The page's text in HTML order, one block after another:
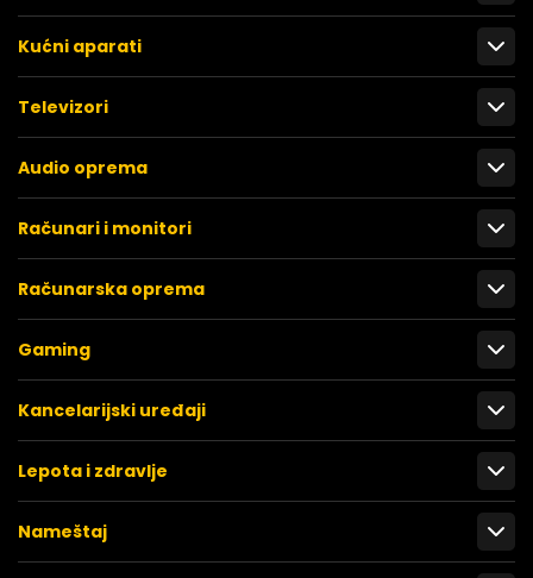
Kućni aparati
Televizori
Audio oprema
Računari i monitori
Računarska oprema
Gaming
Kancelarijski uređaji
Lepota i zdravlje
Nameštaj